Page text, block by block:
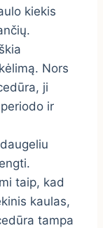
kiekis
Nors
ji
ir
taip, kad
kaulas,
tampa